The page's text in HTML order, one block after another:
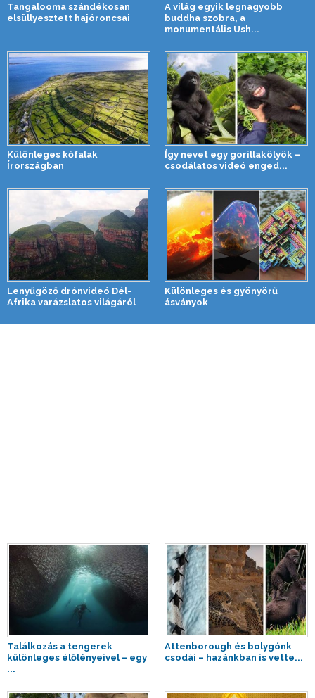
Tangalooma szándékosan
elsüllyesztett hajóroncsai
A világ egyik legnagyobb
buddha szobra, a
monumentális Ush...
Különleges kőfalak
Írországban
Így nevet egy gorillakölyök –
csodálatos videó enged...
Lenyűgöző drónvideó Dél-
Afrika varázslatos világáról
Különleges és gyönyörű
ásványok
Találkozás a tengerek
különleges élőlényeivel – egy
...
Attenborough és bolygónk
csodái – hazánkban is vette...